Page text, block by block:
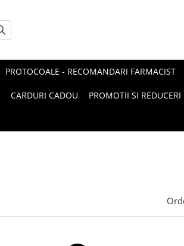
PROTOCOALE - RECOMANDARI FARMACIST
CARDURI CADOU PROMOTII SI REDUCERI